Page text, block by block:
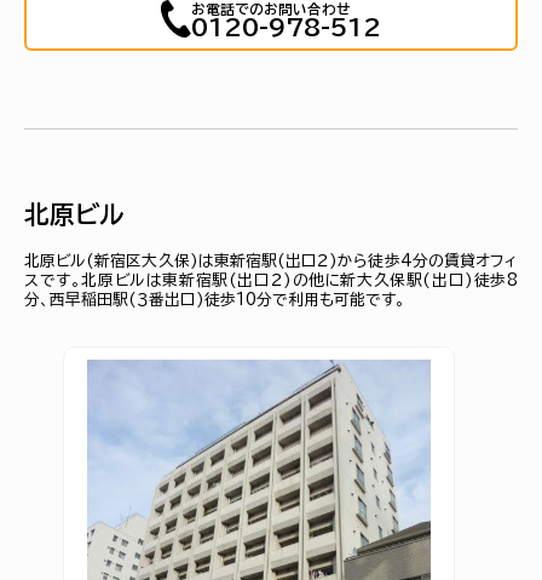
お電話でのお問い合わせ
0120-978-512
北原ビル
北原ビル(新宿区大久保)は東新宿駅(出口２)から徒歩4分の賃貸オフィ
スです。北原ビルは東新宿駅(出口２)の他に新大久保駅(出口)徒歩8
分、西早稲田駅(３番出口)徒歩10分で利用も可能です。